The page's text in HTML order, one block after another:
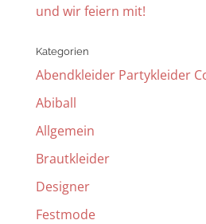
und wir feiern mit!
Kategorien
Abendkleider Partykleider
Abiball
Allgemein
Brautkleider
Designer
Festmode